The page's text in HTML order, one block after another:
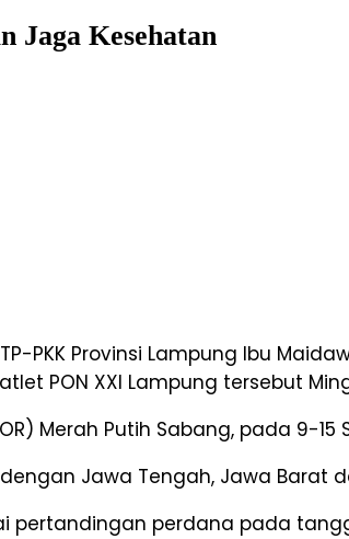
Jaga Kesehatan
PKK Provinsi Lampung Ibu
PON XXI Lampung tersebut
Merah Putih Sabang, pada 9-15
Jawa Tengah, Jawa Barat
pertandingan perdana pada